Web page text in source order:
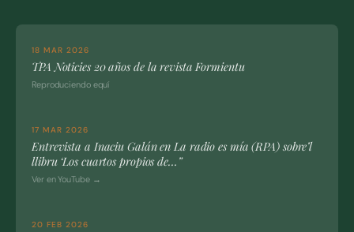
18 MAR 2026
TPA Noticies 20 años de la revista Formientu
Reproduciendo equí
17 MAR 2026
Entrevista a Inaciu Galán en La radio es mía (RPA) sobre’l
llibru ‘Los cuartos propios de…”
Ver en YouTube →
20 FEB 2026